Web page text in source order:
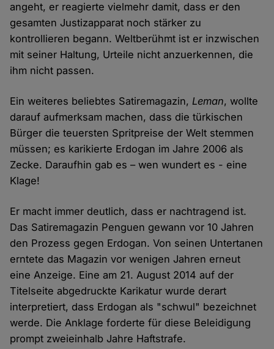
angeht, er reagierte vielmehr damit, dass er den
gesamten Justizapparat noch stärker zu
kontrollieren begann. Weltberühmt ist er inzwischen
mit seiner Haltung, Urteile nicht anzuerkennen, die
ihm nicht passen.
Ein weiteres beliebtes Satiremagazin,Leman, wollte
darauf aufmerksam machen, dass die türkischen
Bürger die teuersten Spritpreise der Welt stemmen
müssen; es karikierte Erdogan im Jahre 2006 als
Zecke. Daraufhin gab es – wen wundert es - eine
Klage!
Er macht immer deutlich, dass er nachtragend ist.
Das Satiremagazin Penguen gewann vor 10 Jahren
den Prozess gegen Erdogan. Von seinen Untertanen
erntete das Magazin vor wenigen Jahren erneut
eine Anzeige. Eine am 21. August 2014 auf der
Titelseite abgedruckte Karikatur wurde derart
interpretiert, dass Erdogan als "schwul" bezeichnet
werde. Die Anklage forderte für diese Beleidigung
prompt zweieinhalb Jahre Haftstrafe.